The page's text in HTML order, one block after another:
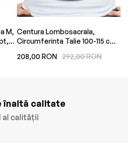
M, Centura Lombosacrala,
Circumferinta Talie 100-115 cm,
Universala
208,00 RON 292,00 RON
înaltă calitate
calității